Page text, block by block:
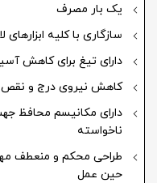
یک بار مصرف
سازگاری با کلیه ابزارهای
دارای تیغ برای کاهش
کاهش نیروی درج و نقص
دارای مکانیسم محافظ
ناخواسته
طراحی محکم و منعطف
حین عمل